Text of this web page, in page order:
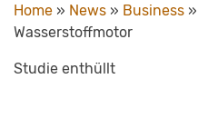
Home » News » Business »
Wasserstoffmotor
Studie enthüllt